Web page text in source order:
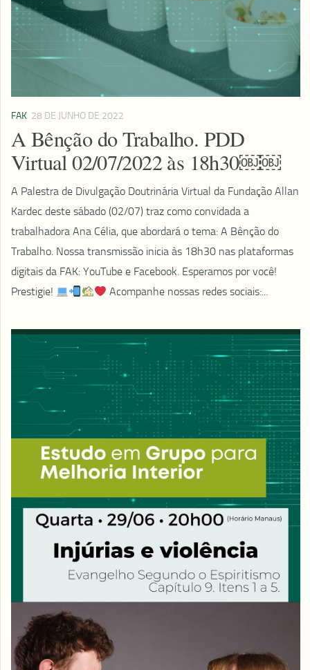
FAK 28 DE JUNHO DE 2022
A Bênção do Trabalho. PDD
Virtual 02/07/2022 às 18h30￼￼
A Palestra de Divulgação Doutrinária Virtual da Fundação Allan
Kardec deste sábado (02/07) traz como convidada a
trabalhadora Ana Célia, que abordará o tema: A Bênção do
Trabalho. Nossa transmissão inicia às 18h30 nas plataformas
digitais da FAK: YouTube e Facebook. Esperamos por você!
Prestigie!
Acompanhe nossas redes sociais:...